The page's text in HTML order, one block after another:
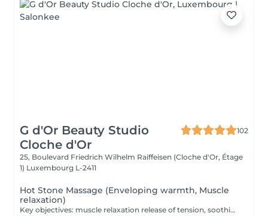
G d'Or Beauty Studio
Cloche d'Or
102
25, Boulevard Friedrich Wilhelm Raiffeisen (Cloche d'Or, Étage
1) Luxembourg L-2411
Hot Stone Massage (Enveloping warmth, Muscle
relaxation)
Key objectives: muscle relaxation release of tension, soothing warmth and deep relaxation An enveloping massage performed with heated volcanic stones, carefully placed on key points of the body and used to deliver slow, flowing movements. The gentle, penetrating warmth gradually reaches deep into the tissues, softens contracted areas, and eases muscular tension. A true thermotherapy ritual, this treatment harnesses the therapeutic benefits of heat to stimulate circulation, support tissue oxygenation, and soothe accumulated tension. It provides an immediate sense of comfort and balance, making it ideal during periods of fatigue or whenever the body needs to be deeply warmed and revitalized. Recommended frequency: Occasionally, or every 2 to 3 weeks as part of a regular maintenance routine.